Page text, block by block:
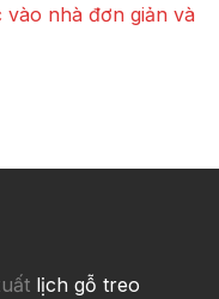
nhà đơn giản và
lịch gỗ treo